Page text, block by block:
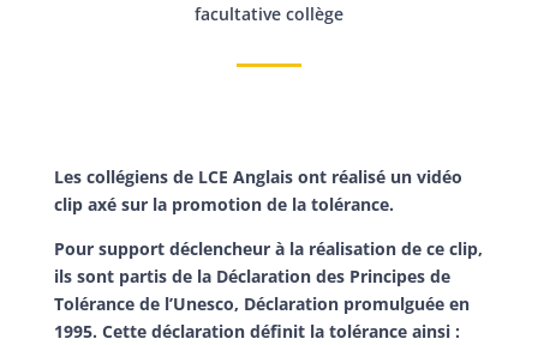
facultative collège
Les collégiens de LCE Anglais ont réalisé un vidéo
clip axé sur la promotion de la tolérance.
Pour support déclencheur à la réalisation de ce clip,
ils sont partis de la Déclaration des Principes de
Tolérance de l’Unesco, Déclaration promulguée en
1995. Cette déclaration définit la tolérance ainsi :